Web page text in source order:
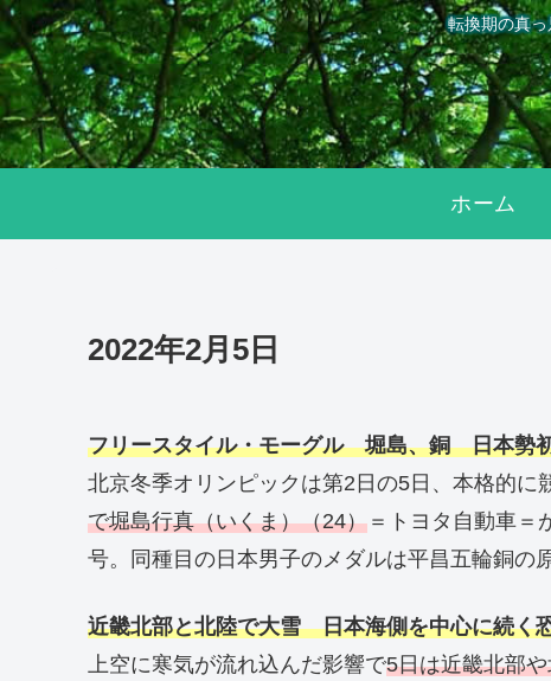
転換期の真
ホーム
2022年2月5日
フリースタイル・モーグル 堀島、銅 日本勢
北京冬季オリンピックは第2日の5日、本格的に
で堀島行真（いくま）（24） ＝トヨタ自動車＝
号。同種目の日本男子のメダルは平昌五輪銅の
近畿北部と北陸で大雪 日本海側を中心に続
上空に寒気が流れ込んだ影響で5日は近畿北部